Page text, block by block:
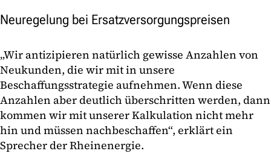
Neuregelung bei Ersatzversorgungspreisen
„Wir antizipieren natürlich gewisse Anzahlen von
Neukunden, die wir mit in unsere
Beschaffungsstrategie aufnehmen. Wenn diese
Anzahlen aber deutlich überschritten werden, dann
kommen wir mit unserer Kalkulation nicht mehr
hin und müssen nachbeschaffen“, erklärt ein
Sprecher der Rheinenergie.